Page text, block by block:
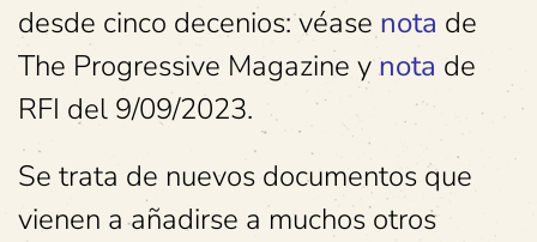
desde cinco decenios: véase nota de
The Progressive Magazine ynota de
RFI del 9/09/2023.
Se trata de nuevos documentos que
vienen a añadirse a muchos otros